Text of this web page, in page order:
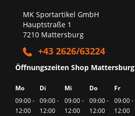
MK Sportartikel GmbH
Hauptstraße 1
7210 Mattersburg
+43 2626/63224
Öffnungszeiten Shop Mattersburg
Mo Di Mi Do Fr
09:00 -
12:00
09:00 -
12:00
09:00 -
12:00
09:00 -
12:00
09:00 -
12:00